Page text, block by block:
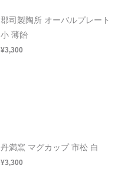
郡司製陶所 オーバルプレート
小 薄飴
¥3,300
丹満窯 マグカップ 市松 白
¥3,300